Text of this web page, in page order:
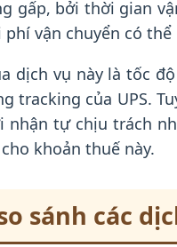
gấp, bởi thời gian
phí vận chuyển có
dịch vụ này là tốc
tracking của UPS.
nhận tự chịu trách
khoản thuế này.
sánh các